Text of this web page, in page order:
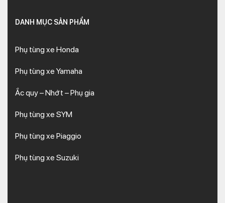
DANH MỤC SẢN PHẨM
Phụ tùng xe Honda
Phụ tùng xe Yamaha
Ắc quy – Nhớt – Phụ gia
Phụ tùng xe SYM
Phụ tùng xe Piaggio
Phụ tùng xe Suzuki